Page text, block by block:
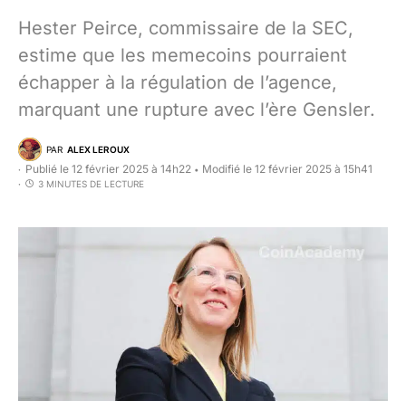
Hester Peirce, commissaire de la SEC,
estime que les memecoins pourraient
échapper à la régulation de l’agence,
marquant une rupture avec l’ère Gensler.
PAR ALEX LEROUX
Publié le 12 février 2025 à 14h22 • Modifié le 12 février 2025 à 15h41
3 MINUTES DE LECTURE